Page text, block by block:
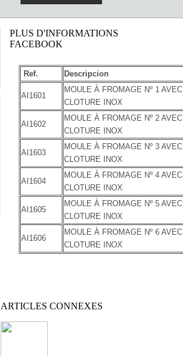
PLUS D'INFORMATIONS
FACEBOOK
Ref. Descripcion
AI1601
MOULE À FROMAGE Nº 1 AVEC
CLOTURE INOX
AI1602
MOULE À FROMAGE Nº 2 AVEC
CLOTURE INOX
AI1603
MOULE À FROMAGE Nº 3 AVEC
CLOTURE INOX
AI1604
MOULE À FROMAGE Nº 4 AVEC
CLOTURE INOX
AI1605
MOULE À FROMAGE Nº 5 AVEC
CLOTURE INOX
AI1606
MOULE À FROMAGE Nº 6 AVEC
CLOTURE INOX
ARTICLES CONNEXES